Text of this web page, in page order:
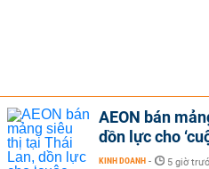
AEON bán
dồn lực cho
KINH DOANH - 5 giờ